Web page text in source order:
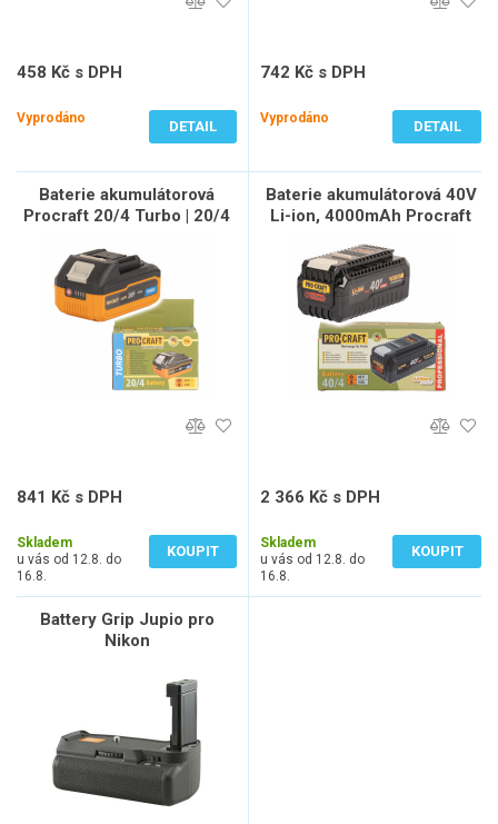
458 Kč s DPH
Vyprodáno
DETAIL
742 Kč s DPH
Vyprodáno
DETAIL
Baterie akumulátorová
Procraft 20/4 Turbo | 20/4
841 Kč s DPH
Skladem
u vás od 12.8. do
16.8.
KOUPIT
Baterie akumulátorová 40V
Li-ion, 4000mAh Procraft
2 366 Kč s DPH
Skladem
u vás od 12.8. do
16.8.
KOUPIT
Battery Grip Jupio pro
Nikon
+ kabel (2x EN-EL14 nebo